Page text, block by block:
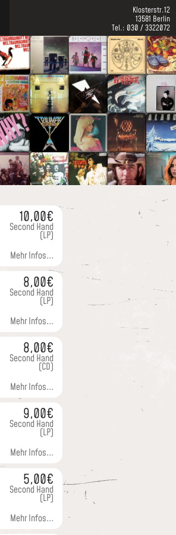
Klosterstr.12
13581 Berlin
Tel.: 030 / 3322072
10,00€
Second Hand
(LP)
Mehr Infos...
8,00€
Second Hand
(LP)
Mehr Infos...
8,00€
Second Hand
(CD)
Mehr Infos...
9,00€
Second Hand
(LP)
Mehr Infos...
5,00€
Second Hand
(LP)
Mehr Infos...